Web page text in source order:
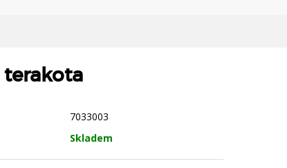
terakota
7033003
Skladem